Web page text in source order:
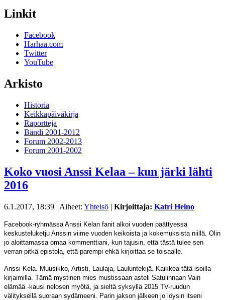
Linkit
Facebook
Harhaa.com
Twitter
YouTube
Arkisto
Historia
Keikkapäiväkirja
Raportteja
Bändi 2001-2012
Forum 2002-2013
Forum 2001-2002
Koko vuosi Anssi Kelaa – kun järki lähti
2016
6.1.2017, 18:39 | Aiheet: Yhteisö | Kirjoittaja: Katri Heino
Facebook-ryhmässä Anssi Kelan fanit alkoi vuoden päättyessä
keskusteluketju Anssin viime vuoden keikoista ja kokemuksista niillä. Olin
jo aloittamassa omaa kommenttiani, kun tajusin, että tästä tulee sen
verran pitkä epistola, että parempi ehkä kirjoittaa se toisaalle.
Anssi Kela. Muusikko, Artisti, Laulaja, Lauluntekijä. Kaikkea tätä isoilla
kirjaimilla. Tämä mystinen mies mustissaan asteli Satulinnaan Vain
elämää -kausi nelosen myötä, ja sieltä syksyllä 2015 TV-ruudun
välityksellä suoraan sydämeeni. Parin jakson jälkeen jo löysin itseni